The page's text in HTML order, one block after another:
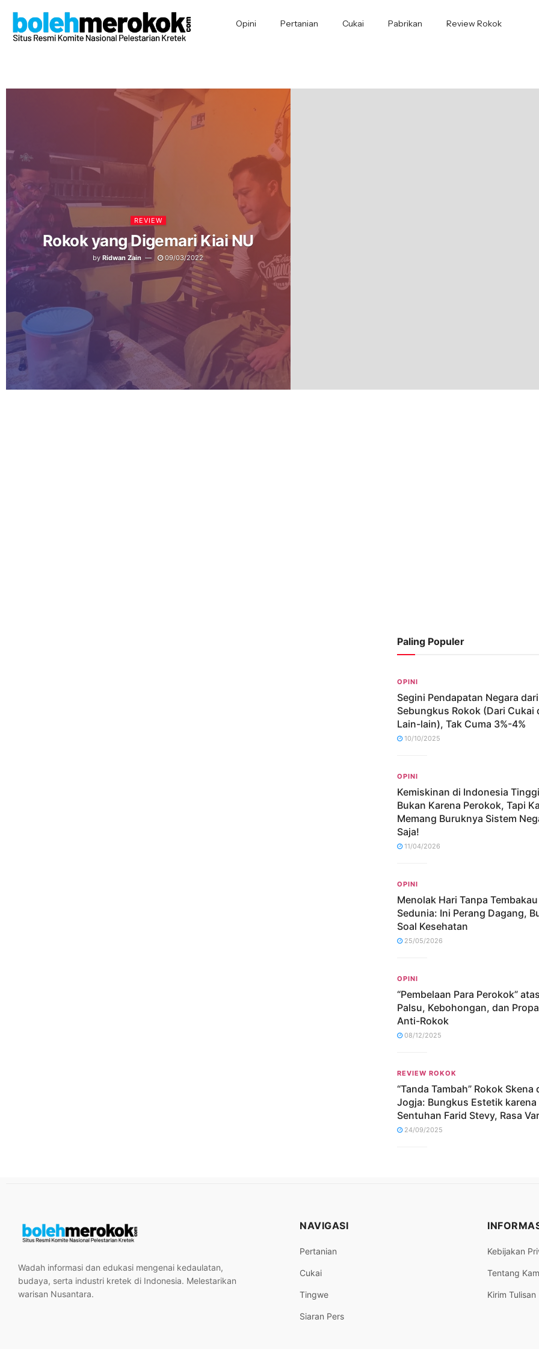
Opini Pertanian Cukai Pabrikan Review Rokok
REVIEW
Rokok yang Digemari Kiai NU
by Ridwan Zain 09/03/2022
Paling Populer
OPINI
Segini Pendapatan Negara dari
Sebungkus Rokok (Dari Cukai
Lain-lain), Tak Cuma 3%-4%
10/10/2025
OPINI
Kemiskinan di Indonesia Tinggi
Bukan Karena Perokok, Tapi
Memang Buruknya Sistem
Saja!
11/04/2026
OPINI
Menolak Hari Tanpa Tembakau
Sedunia: Ini Perang Dagang,
Soal Kesehatan
25/05/2026
OPINI
“Pembelaan Para Perokok”
Palsu, Kebohongan, dan
Anti-Rokok
08/12/2025
REVIEW ROKOK
“Tanda Tambah” Rokok Skena
Jogja: Bungkus Estetik karena
Sentuhan Farid Stevy, Rasa
24/09/2025
Wadah informasi dan edukasi mengenai kedaulatan,
budaya, serta industri kretek di Indonesia. Melestarikan
warisan Nusantara.
NAVIGASI
Pertanian
Cukai
Tingwe
Siaran Pers
Kebijakan
Tentang
Kirim Tulisan